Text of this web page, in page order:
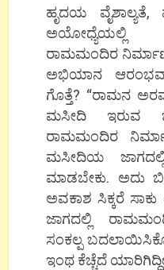
ಹೃದಯ ವೈಶಾಲ್ಯತೆ,
ಅಯೋಧ್ಯೆಯಲ್ಲಿ
ರಾಮಮಂದಿರ
ಅಭಿಯಾನ
ಗೊತ್ತೆ? “ರಾಮನ
ಮಸೀದಿ ಇರುವ
ರಾಮಮಂದಿರ
ಮಸೀದಿಯ
ಮಾಡಬೇಕು. ಅದು
ಅವಕಾಶ ಸಿಕ್ಕರೆ
ಜಾಗದಲ್ಲಿ
ಸಂಕಲ್ಪ
ಇಂಥ ಕೆಚ್ಚೆದೆ